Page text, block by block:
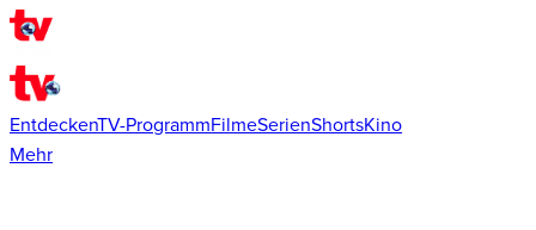
EntdeckenTV-ProgrammFilmeSerienShortsKino
Mehr